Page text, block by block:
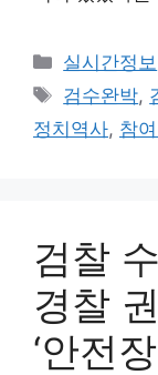
Categories
실시간정보
Tags
검수완박,
정치역사, 참
검찰
경찰
‘안전